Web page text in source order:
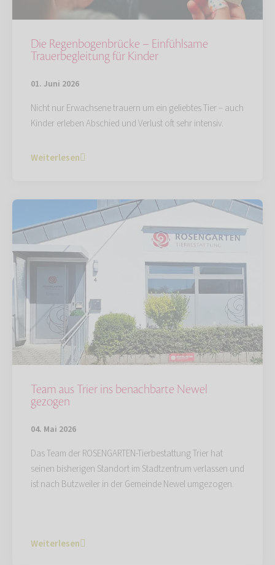
Die Regenbogenbrücke – Einfühlsame
Trauerbegleitung für Kinder
01. Juni 2026
Nicht nur Erwachsene trauern um ein geliebtes Tier – auch
Kinder erleben Abschied und Verlust oft sehr intensiv.
Weiterlesen
Team aus Trier ins benachbarte Newel
gezogen
04. Mai 2026
Das Team der ROSENGARTEN-Tierbestattung Trier hat
seinen bisherigen Standort im Stadtzentrum verlassen und
ist nach Butzweiler in der Gemeinde Newel umgezogen.
Weiterlesen